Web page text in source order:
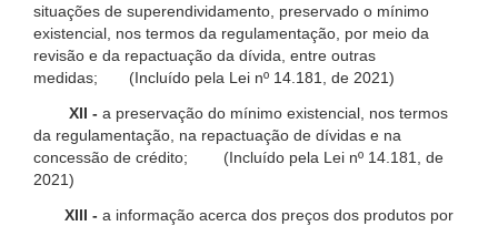
situações de superendividamento, preservado o mínimo
existencial, nos termos da regulamentação, por meio da
revisão e da repactuação da dívida, entre outras
medidas; (Incluído pela Lei nº 14.181, de 2021)
XII - a preservação do mínimo existencial, nos termos
da regulamentação, na repactuação de dívidas e na
concessão de crédito; (Incluído pela Lei nº 14.181, de
2021)
XIII - a informação acerca dos preços dos produtos por